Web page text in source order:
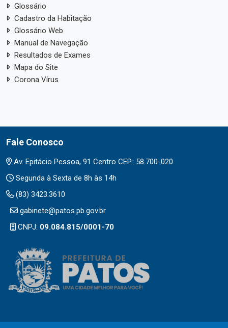
Glossário
Cadastro da Habitação
Glossário Web
Manual de Navegação
Resultados de Exames
Mapa do Site
Corona Vírus
Fale Conosco
Av. Epitácio Pessoa, 91 Centro CEP.: 58.700-020
Segunda à Sexta de 8h às 14h
(83) 3423.3610
gabinete@patos.pb.gov.br
CNPJ: 09.084.815/0001-70